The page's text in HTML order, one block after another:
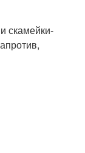
скамейки-